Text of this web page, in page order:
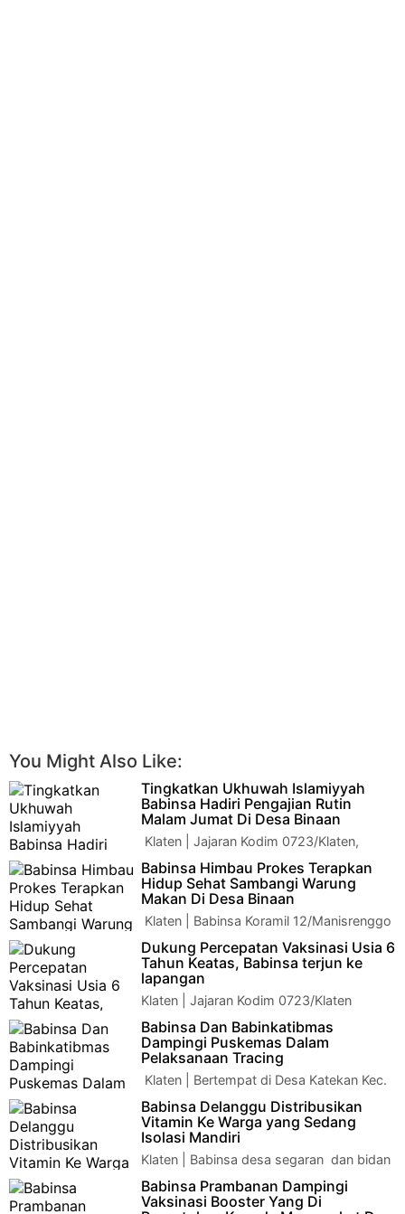
You Might Also Like:
Tingkatkan Ukhuwah Islamiyyah
Babinsa Hadiri Pengajian Rutin
Malam Jumat Di Desa Binaan
Klaten | Jajaran Kodim 0723/Klaten,
Babinsa Desa Solodiran Koramil
12/Manisrenggo Serda Hariyono Menghadiri Pengajian r…
Babinsa Himbau Prokes Terapkan
Hidup Sehat Sambangi Warung
Makan Di Desa Binaan
Klaten | Babinsa Koramil 12/Manisrenggo
Sertu Ali melaksanakan kegiatan Komsos
dengan Salah satu pemilik warung makan d…
Dukung Percepatan Vaksinasi Usia 6
Tahun Keatas, Babinsa terjun ke
lapangan
Klaten | Jajaran Kodim 0723/Klaten
Babinsa Koramil 12 Manisrenggo Serka
Widodo Purnomo mendampingi percepatan vaksinasi…
Babinsa Dan Babinkatibmas
Dampingi Puskemas Dalam
Pelaksanaan Tracing
Klaten | Bertempat di Desa Katekan Kec.
Gantiwarno, Peltu Hemawan Babinsa
Desa Katekan, Babinkatibmas dan Puskemas tela…
Babinsa Delanggu Distribusikan
Vitamin Ke Warga yang Sedang
Isolasi Mandiri
Klaten | Babinsa desa segaran dan bidan
desa memberi vitamin kepada warga yg
isoman pasien covid di wilayah desa segara…
Babinsa Prambanan Dampingi
Vaksinasi Booster Yang Di